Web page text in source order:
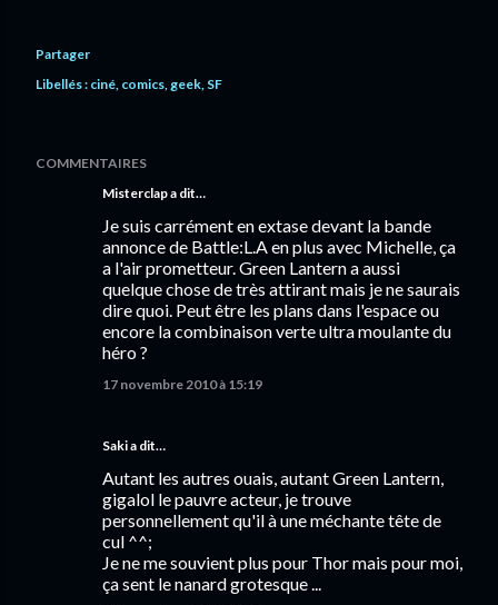
Partager
Libellés : ciné comics geek SF
COMMENTAIRES
Misterclap a dit…
Je suis carrément en extase devant la bande
annonce de Battle:L.A en plus avec Michelle, ça
a l'air prometteur. Green Lantern a aussi
quelque chose de très attirant mais je ne saurais
dire quoi. Peut être les plans dans l'espace ou
encore la combinaison verte ultra moulante du
héro ?
17 novembre 2010 à 15:19
Saki a dit…
Autant les autres ouais, autant Green Lantern,
gigalol le pauvre acteur, je trouve
personnellement qu'il à une méchante tête de
cul ^^;
Je ne me souvient plus pour Thor mais pour moi,
ça sent le nanard grotesque ...